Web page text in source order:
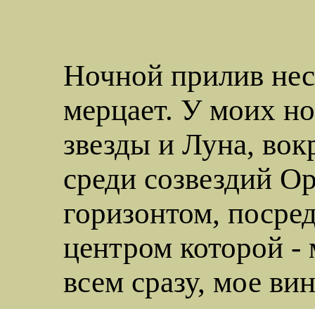
Ночной прилив
мерцает. У моих
звезды и Луна,
среди созвездий
горизонтом,
центром которой -
всем сразу, мое